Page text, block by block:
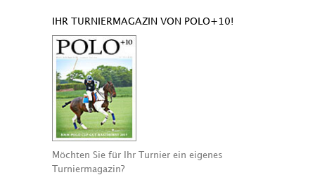
IHR TURNIERMAGAZIN VON POLO+10!
Möchten Sie für Ihr Turnier ein eigenes
Turniermagazin?